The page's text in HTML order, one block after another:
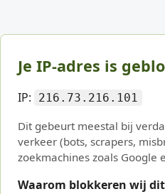
Je IP-adres is
IP: 216.73.216.101
Dit gebeurt meestal bij
verkeer (bots, scrapers,
zoekmachines zoals Google
Waarom blokkeren wij